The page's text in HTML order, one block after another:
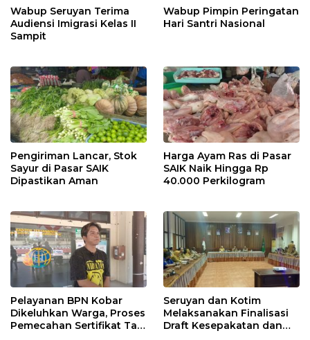
Wabup Seruyan Terima
Audiensi Imigrasi Kelas II
Sampit
Wabup Pimpin Peringatan
Hari Santri Nasional
Pengiriman Lancar, Stok
Sayur di Pasar SAIK
Dipastikan Aman
Harga Ayam Ras di Pasar
SAIK Naik Hingga Rp
40.000 Perkilogram
Pelayanan BPN Kobar
Dikeluhkan Warga, Proses
Pemecahan Sertifikat Tak
Seruyan dan Kotim
Melaksanakan Finalisasi
Draft Kesepakatan dan